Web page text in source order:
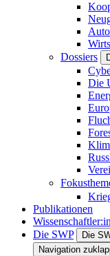
Dossiers
Die
Publikationen
Die SWP
Die
Navigation